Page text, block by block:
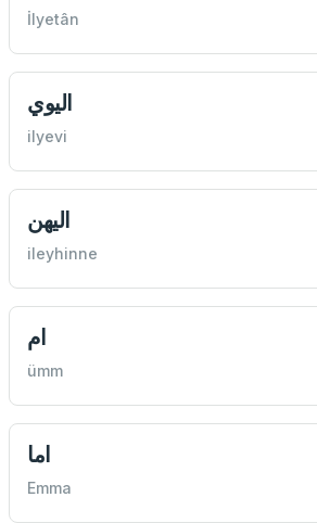
İlyetân
اليوي
ilyevi
اليهن
ileyhinne
ام
ümm
اما
Emma